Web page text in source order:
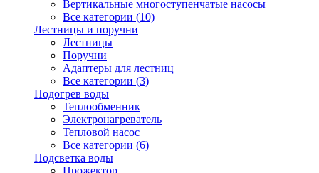
Вертикальные многоступенчатые насосы
Все категории (10)
Лестницы и поручни
Лестницы
Поручни
Адаптеры для лестниц
Все категории (3)
Подогрев воды
Теплообменник
Электронагреватель
Тепловой насос
Все категории (6)
Подсветка воды
Прожектор